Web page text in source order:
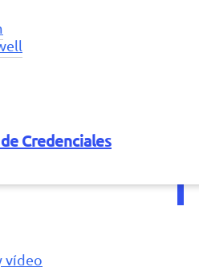
Credenciales
vídeo